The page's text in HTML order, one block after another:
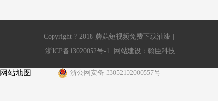
Copyright ? 2018 蘑菇短视频免费下载油漆
浙ICP备13020052号-1
网站建设 ： 翰臣科技
浙公网安备 33052102000557号
网站地图